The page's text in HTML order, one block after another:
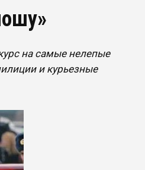
на самые нелепые
и курьезные